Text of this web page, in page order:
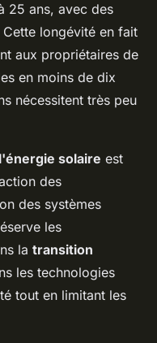
25 ans, avec des
Cette longévité en fait
aux propriétaires de
en moins de dix
nécessitent très peu
solaire est
des
des systèmes
les
la transition
les technologies
tout en limitant les